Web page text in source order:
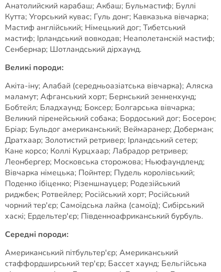
Анатолийский карабаш; Акбаш; Бульмастиф; Буллі
Кутта; Угорський кувас; Гуль донг; Кавказька вівчарка;
Мастиф англійський; Німецький дог; Тибетський
мастиф; Ірландський вовкодав; Неаполетанскій мастиф;
Сенбернар; Шотландський дірхаунд.
Великі породи:
Акіта-іну; Алабай (середньоазіатська вівчарка); Аляска
маламут; Афганський хорт; Бернський зенненхунд;
Бобтейл; Бладхаунд; Боксер; Болгарська вівчарка;
Великий піренейський собака; Бордоський дог; Босерон;
Бріар; Бульдог американський; Веймаранер; Доберман;
Дратхаар; Золотистий ретривер; Ірландський сетер;
Кане корсо; Коллі Курцхаар; Лабрадор ретривер;
Леонбергер; Московська сторожова; Ньюфаундленд;
Вівчарка німецька; Пойнтер; Пудель королівський;
Поденко ібіценко; Різеншнауцер; Родезійський
риджбек; Ротвейлер; Російський хорт; Російський
чорний тер'єр; Самоїдська лайка (самоїд); Сибірський
хаскі; Ердельтер'єр; Південноафриканський бурбуль.
Середні породи:
Американський пітбультер'єр; Американський
стаффордширський тер'єр; Бассет хаунд; Бельгійська